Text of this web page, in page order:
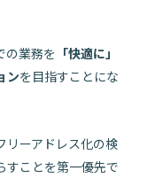
の業務を 「快適に」
ンを目指すことにな
リーアドレス化の検
すことを第一優先で